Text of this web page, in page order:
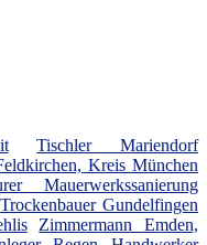
Tischler Mariendorf
Kreis München
Mauerwerkssanierung
Trockenbauer Gundelfingen
Zimmermann Emden,